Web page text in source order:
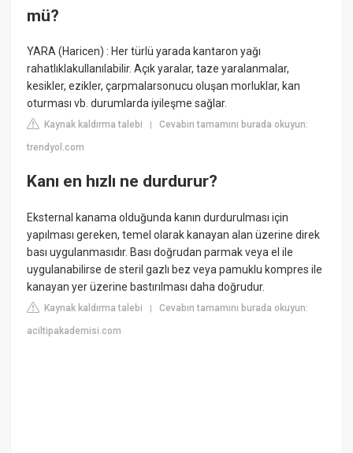
mü?
YARA (Haricen) : Her türlü yarada kantaron yağı
rahatlıklakullanılabilir. Açık yaralar, taze yaralanmalar,
kesikler, ezikler, çarpmalarsonucu oluşan morluklar, kan
oturması vb. durumlarda iyileşme sağlar.
Kaynak kaldırma talebi |Cevabın tamamını burada okuyun:
trendyol.com
Kanı en hızlı ne durdurur?
Eksternal kanama olduğunda kanın durdurulması için
yapılması gereken, temel olarak kanayan alan üzerine direk
bası uygulanmasıdır. Bası doğrudan parmak veya el ile
uygulanabilirse de steril gazlı bez veya pamuklu kompres ile
kanayan yer üzerine bastırılması daha doğrudur.
Kaynak kaldırma talebi |Cevabın tamamını burada okuyun:
aciltipakademisi.com